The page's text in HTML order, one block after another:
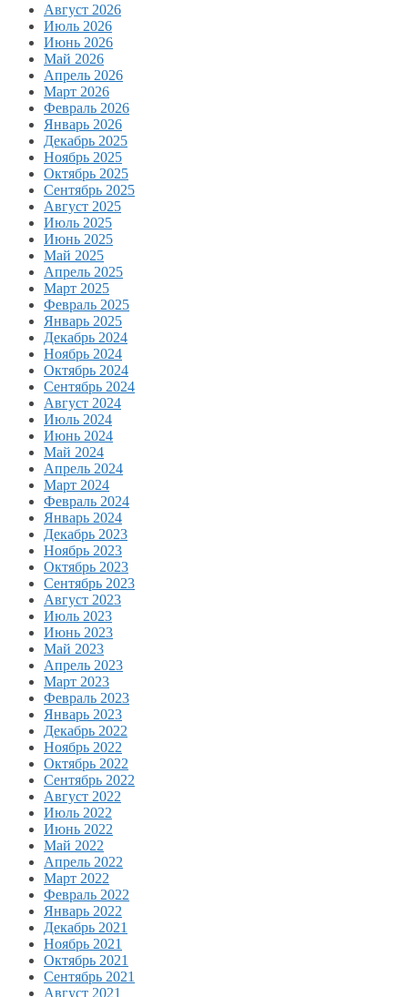
Август 2026
Июль 2026
Июнь 2026
Май 2026
Апрель 2026
Март 2026
Февраль 2026
Январь 2026
Декабрь 2025
Ноябрь 2025
Октябрь 2025
Сентябрь 2025
Август 2025
Июль 2025
Июнь 2025
Май 2025
Апрель 2025
Март 2025
Февраль 2025
Январь 2025
Декабрь 2024
Ноябрь 2024
Октябрь 2024
Сентябрь 2024
Август 2024
Июль 2024
Июнь 2024
Май 2024
Апрель 2024
Март 2024
Февраль 2024
Январь 2024
Декабрь 2023
Ноябрь 2023
Октябрь 2023
Сентябрь 2023
Август 2023
Июль 2023
Июнь 2023
Май 2023
Апрель 2023
Март 2023
Февраль 2023
Январь 2023
Декабрь 2022
Ноябрь 2022
Октябрь 2022
Сентябрь 2022
Август 2022
Июль 2022
Июнь 2022
Май 2022
Апрель 2022
Март 2022
Февраль 2022
Январь 2022
Декабрь 2021
Ноябрь 2021
Октябрь 2021
Сентябрь 2021
Август 2021